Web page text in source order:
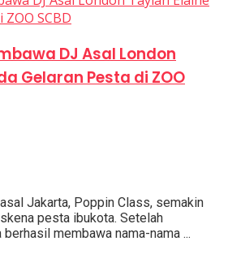
DJ Asal London
Gelaran Pesta di ZOO
Jakarta, Poppin Class, semakin
pesta ibukota. Setelah
membawa nama-nama ...